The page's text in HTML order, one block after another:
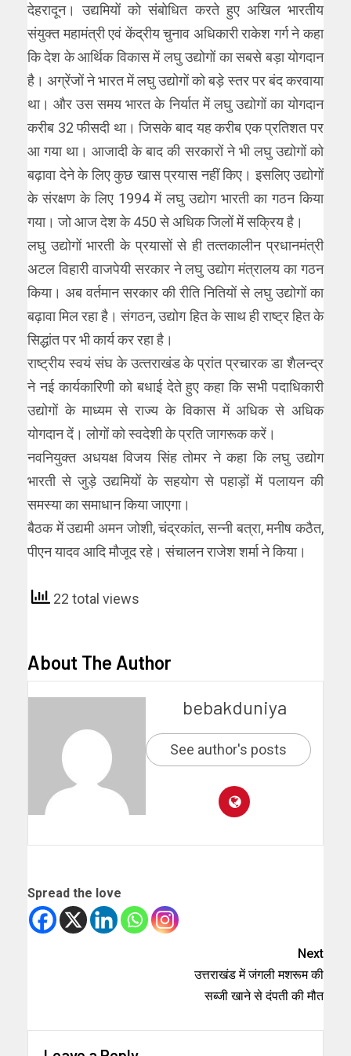
देहरादून। उद्यमियों को संबोधित करते हुए अखिल भारतीय
संयुक्‍त महामंत्री एवं केंद्रीय चुनाव अधिकारी राकेश गर्ग ने कहा
कि देश के आर्थिक विकास में लघु उद्योगों का सबसे बड़ा योगदान
है। अग्रेंजों ने भारत में लघु उद्योगों को बड़े स्‍तर पर बंद करवाया
था। और उस समय भारत के निर्यात में लघु उद्योगों का योगदान
करीब 32 फीसदी था। जिसके बाद यह करीब एक प्रतिशत पर
आ गया था। आजादी के बाद की सरकारों ने भी लघु उद्योगों को
बढ़ावा देने के लिए कुछ खास प्रयास नहीं किए। इसलिए उद्योगों
के संरक्षण के लिए 1994 में लघु उद्योग भारती का गठन किया
गया। जो आज देश के 450 से अधिक जिलों में सक्रिय है।
लघु उद्योगों भारती के प्रयासों से ही तत्‍तकालीन प्रधानमंत्री
अटल विहारी वाजपेयी सरकार ने लघु उद्योग मंत्रालय का गठन
किया। अब वर्तमान सरकार की रीति नितियों से लघु उद्योगों का
बढ़ावा मिल रहा है। संगठन, उद्योग हित के साथ ही राष्‍ट्र हित के
सिद्धांत पर भी कार्य कर रहा है।
राष्‍ट्रीय स्‍वयं संघ के उत्‍तराखंड के प्रांत प्रचारक डा शैलन्‍द्र
ने नई कार्यकारिणी को बधाई देते हुए कहा कि सभी पदाधिकारी
उद्योगों के माध्‍यम से राज्‍य के विकास में अधिक से अधिक
योगदान दें। लोगों को स्‍वदेशी के प्रति जागरूक करें।
नवनियुक्‍त अधयक्ष विजय सिंह तोमर ने कहा कि लघु उद्योग
भारती से जुड़े उद्यमियों के सहयोग से पहाड़ों में पलायन की
समस्‍या का समाधान किया जाएगा।
बैठक में उद्यमी अमन जोशी, चंद्रकांत, सन्‍नी बत्रा, मनीष कठैत,
पीएन यादव आदि मौजूद रहे। संचालन राजेश शर्मा ने किया।
22 total views
About The Author
bebakduniya
See author's posts
Spread the love
Next
उत्तराखंड में जंगली मशरूम की
सब्जी खाने से दंपती की मौत